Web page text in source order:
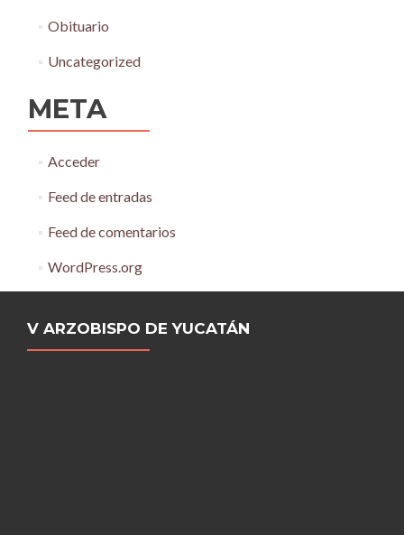
Obituario
Uncategorized
META
Acceder
Feed de entradas
Feed de comentarios
WordPress.org
V ARZOBISPO DE YUCATÁN